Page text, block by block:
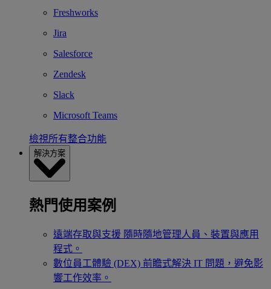
Freshworks
Jira
Salesforce
Zendesk
Slack
Microsoft Teams
檢視所有整合功能
解決方案
熱門使用案例
遠端存取與支援 隨時隨地管理人員、裝置與應用
程式。
數位員工體驗 (DEX) 前瞻式解決 IT 問題，避免影
響工作效率。